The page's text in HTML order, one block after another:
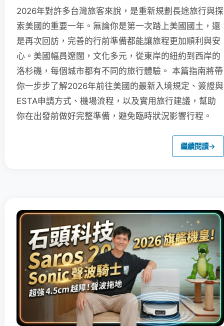
2026年對許多台灣旅客來說，是重新規劃長途旅行與探
索美國的重要一年。無論你是第一次踏上美國國土，還
是再次回訪，完善的行前準備都能讓旅程更加順利與安
心。美國幅員遼闊，文化多元，從東岸的紐約到西岸的
洛杉磯，每個城市都有不同的旅行體驗。 本篇指南將帶
你一步步了解2026年前往美國的最新入境規定、簽證與
ESTA申請方式、機場流程，以及實用旅行建議，幫助
你在出發前做好完整準備，避免臨時狀況影響行程。
繼續閱讀→